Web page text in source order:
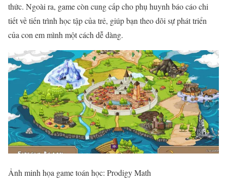
thức. Ngoài ra, game còn cung cấp cho phụ huynh báo cáo chi
tiết về tiến trình học tập của trẻ, giúp bạn theo dõi sự phát triển
của con em mình một cách dễ dàng.
Ảnh minh họa game toán học: Prodigy Math